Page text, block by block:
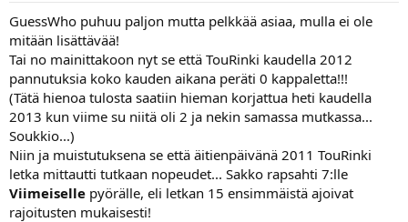
GuessWho puhuu paljon mutta pelkkää asiaa, mulla ei ole
mitään lisättävää!
Tai no mainittakoon nyt se että TouRinki kaudella 2012
pannutuksia koko kauden aikana peräti 0 kappaletta!!!
(Tätä hienoa tulosta saatiin hieman korjattua heti kaudella
2013 kun viime su niitä oli 2 ja nekin samassa mutkassa...
Soukkio...)
Niin ja muistutuksena se että äitienpäivänä 2011 TouRinki
letka mittautti tutkaan nopeudet... Sakko rapsahti 7:lle
Viimeiselle pyörälle, eli letkan 15 ensimmäistä ajoivat
rajoitusten mukaisesti!